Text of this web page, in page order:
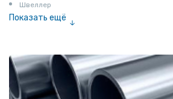
Швеллер
Показать ещё
Катанка
Шестигранник
Полособульб